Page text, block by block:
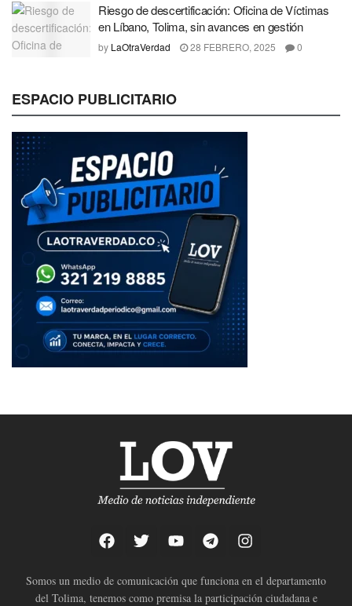
Riesgo de descertificación: Oficina de Víctimas
en Líbano, Tolima, sin avances en gestión
by LaOtraVerdad 28 FEBRERO, 2025 0
ESPACIO PUBLICITARIO
Somos un medio de comunicación que funciona en el departamento
del Tolima, tenemos como premisa la participación ciudadana e